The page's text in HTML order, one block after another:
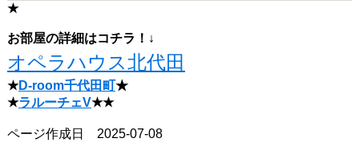
★
お部屋の詳細はコチラ！↓
オペラハウス北代田
★D-room千代田町★
★ラルーチェV★★
ページ作成日 2025-07-08